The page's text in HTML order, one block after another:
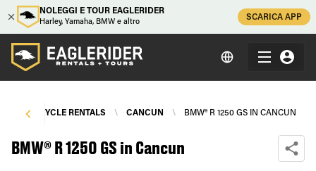
NOLEGGI E TOUR EAGLERIDER
Harley, Yamaha, BMW e altro
SCARICA APP
MOTORCYCLE RENTALS \ CANCUN \ BMW® R 1250 GS IN CANCUN
BMW® R 1250 GS in Cancun